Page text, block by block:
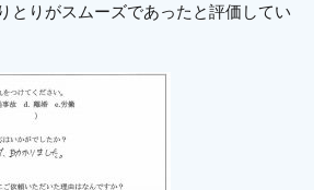
とりがスムーズであったと評価してい